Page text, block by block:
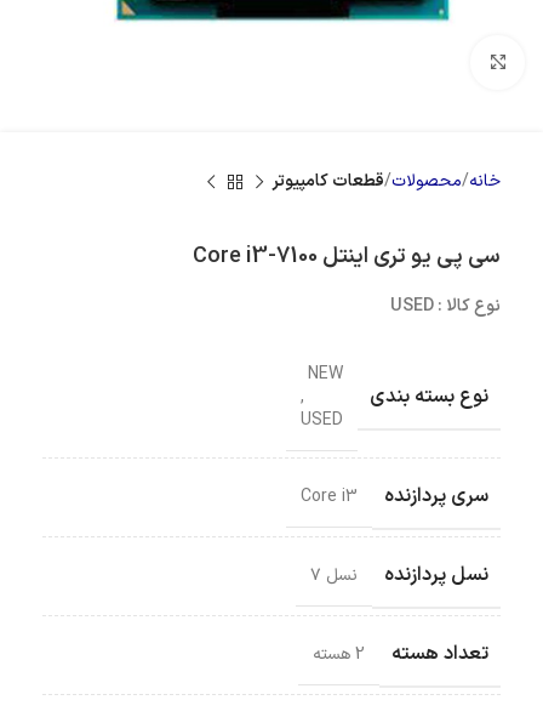
خانه محصولات قطعات کامپیوتر
سی پی یو تری اینتل Core i3-7100
نوع کالا : USED
نوع بسته بندی
NEW
,
USED
سری پردازنده Core i3
نسل پردازنده نسل ۷
تعداد هسته 2 هسته